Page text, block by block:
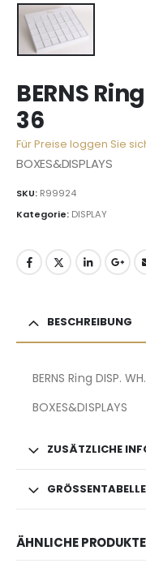
BERNS
36
Für Preise loggen Sie
BOXES&DISPLAYS
SKU: R99924
Kategorie: DISPLAY
BESCHREIBUNG
BERNS Ring DISP.
BOXES&DISPLAYS
ZUSÄTZLICHE
GRÖSSENTABELLE
ÄHNLICHE PRODUKTE